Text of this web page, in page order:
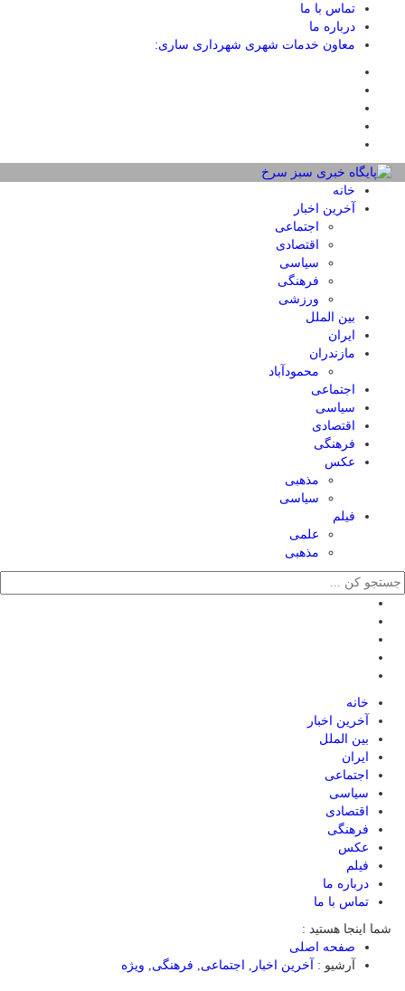
تماس با ما
درباره ما
معاون خدمات شهری شهرداری ساری:
خانه
آخرین اخبار
اجتماعی
اقتصادی
سیاسی
فرهنگی
ورزشی
بین الملل
ایران
مازندران
محمودآباد
اجتماعی
سیاسی
اقتصادی
فرهنگی
عکس
مذهبی
سیاسی
فیلم
علمی
مذهبی
خانه
آخرین اخبار
بین الملل
ایران
اجتماعی
سیاسی
اقتصادی
فرهنگی
عکس
فیلم
درباره ما
تماس با ما
شما اینجا هستید :
صفحه اصلی
آرشیو :
آخرین اخبار اجتماعی فرهنگی ویژه